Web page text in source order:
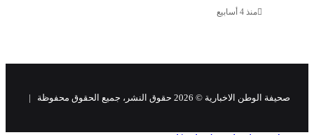
منذ 4 أسابيع
صحيفة الوطن الاخبارية © 2026حقوق النشر، جميع الحقوق محفوظة |